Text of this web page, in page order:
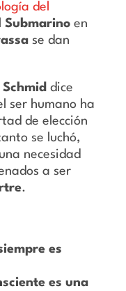
del
Submarinoen
se dan
dice
ser humano ha
de elección
se luchó,
necesidad
a ser
.
es
es una